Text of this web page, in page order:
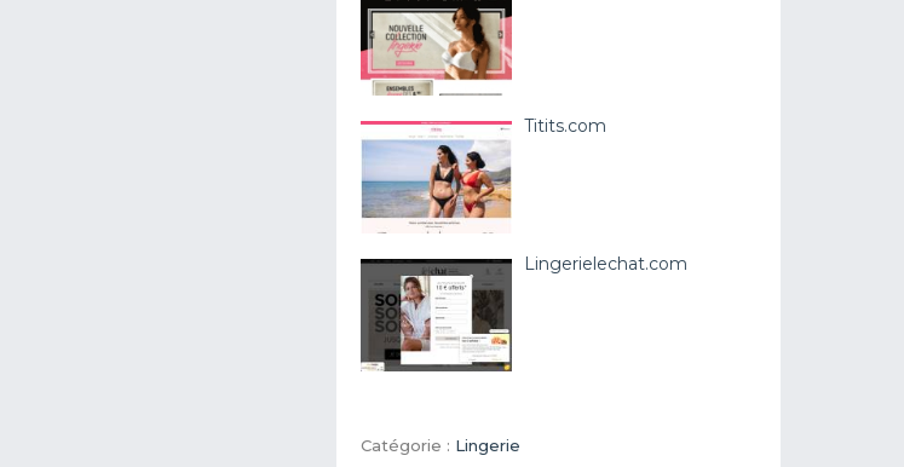
Titits.com
Lingerielechat.com
Catégorie : Lingerie